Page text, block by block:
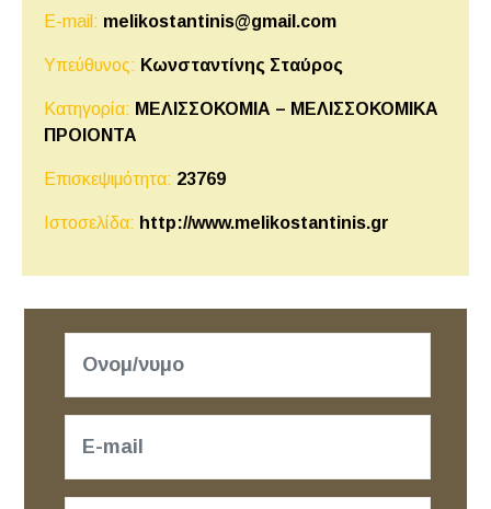
E-mail: melikostantinis@gmail.com
Υπεύθυνος: Κωνσταντίνης Σταύρος
Κατηγορία: ΜΕΛΙΣΣΟΚΟΜΙΑ – ΜΕΛΙΣΣΟΚΟΜΙΚΑ
ΠΡΟΙΟΝΤΑ
Επισκεψιμότητα: 23769
Ιστοσελίδα: http://www.melikostantinis.gr